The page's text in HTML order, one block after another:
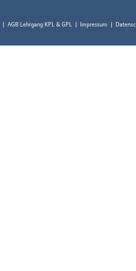
AGB Lehrgang KPL & GPL Impressum